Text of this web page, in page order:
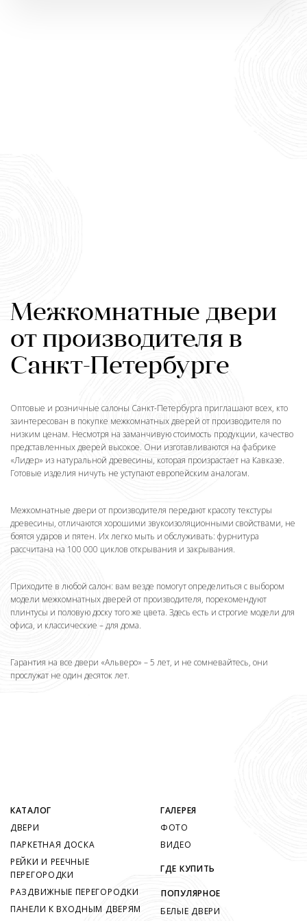
Межкомнатные двери
от производителя в
Санкт-Петербурге
Оптовые и розничные салоны Санкт-Петербурга приглашают всех, кто
заинтересован в покупке межкомнатных дверей от производителя по
низким ценам. Несмотря на заманчивую стоимость продукции, качество
представленных дверей высокое. Они изготавливаются на фабрике
«Лидер» из натуральной древесины, которая произрастает на Кавказе.
Готовые изделия ничуть не уступают европейским аналогам.
Межкомнатные двери от производителя передают красоту текстуры
древесины, отличаются хорошими звукоизоляционными свойствами, не
боятся ударов и пятен. Их легко мыть и обслуживать: фурнитура
рассчитана на 100 000 циклов открывания и закрывания.
Приходите в любой салон: вам везде помогут определиться с выбором
модели межкомнатных дверей от производителя, порекомендуют
плинтусы и половую доску того же цвета. Здесь есть и строгие модели для
офиса, и классические – для дома.
Гарантия на все двери «Альверо» – 5 лет, и не сомневайтесь, они
прослужат не один десяток лет.
КАТАЛОГ
ДВЕРИ
ПАРКЕТНАЯ ДОСКА
РЕЙКИ И РЕЕЧНЫЕ
ПЕРЕГОРОДКИ
РАЗДВИЖНЫЕ ПЕРЕГОРОДКИ
ПАНЕЛИ К ВХОДНЫМ ДВЕРЯМ
ГАЛЕРЕЯ
ФОТО
ВИДЕО
ГДЕ КУПИТЬ
ПОПУЛЯРНОЕ
БЕЛЫЕ ДВЕРИ